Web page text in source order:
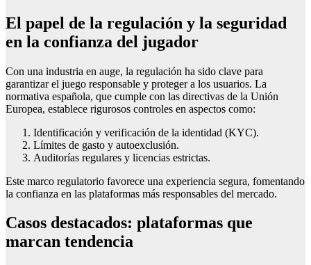
El papel de la regulación y la seguridad
en la confianza del jugador
Con una industria en auge, la regulación ha sido clave para
garantizar el juego responsable y proteger a los usuarios. La
normativa española, que cumple con las directivas de la Unión
Europea, establece rigurosos controles en aspectos como:
Identificación y verificación de la identidad (KYC).
Límites de gasto y autoexclusión.
Auditorías regulares y licencias estrictas.
Este marco regulatorio favorece una experiencia segura, fomentando
la confianza en las plataformas más responsables del mercado.
Casos destacados: plataformas que
marcan tendencia